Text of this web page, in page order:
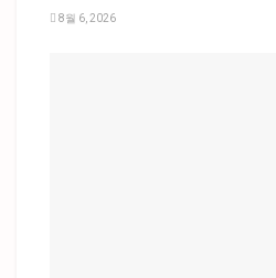
8월 6, 2026